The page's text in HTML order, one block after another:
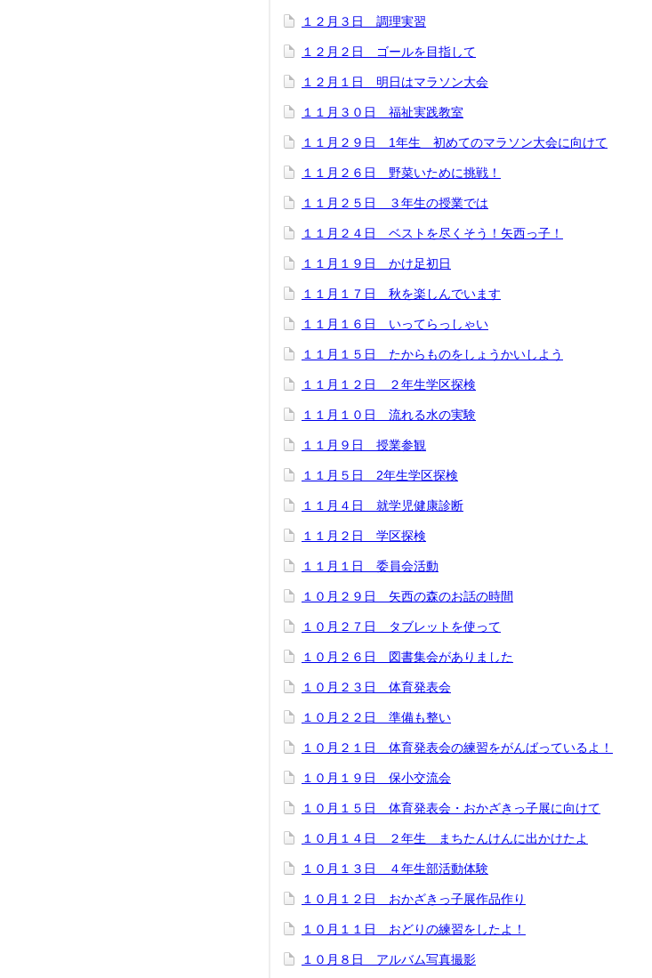
１２月３日 調理実習
１２月２日 ゴールを目指して
１２月１日 明日はマラソン大会
１１月３０日 福祉実践教室
１１月２９日 1年生 初めてのマラソン大会に向けて
１１月２６日 野菜いために挑戦！
１１月２５日 ３年生の授業では
１１月２４日 ベストを尽くそう！矢西っ子！
１１月１９日 かけ足初日
１１月１７日 秋を楽しんでいます
１１月１６日 いってらっしゃい
１１月１５日 たからものをしょうかいしよう
１１月１２日 ２年生学区探検
１１月１０日 流れる水の実験
１１月９日 授業参観
１１月５日 2年生学区探検
１１月４日 就学児健康診断
１１月２日 学区探検
１１月１日 委員会活動
１０月２９日 矢西の森のお話の時間
１０月２７日 タブレットを使って
１０月２６日 図書集会がありました
１０月２３日 体育発表会
１０月２２日 準備も整い
１０月２１日 体育発表会の練習をがんばっているよ！
１０月１９日 保小交流会
１０月１５日 体育発表会・おかざきっ子展に向けて
１０月１４日 ２年生 まちたんけんに出かけたよ
１０月１３日 ４年生部活動体験
１０月１２日 おかざきっ子展作品作り
１０月１１日 おどりの練習をしたよ！
１０月８日 アルバム写真撮影